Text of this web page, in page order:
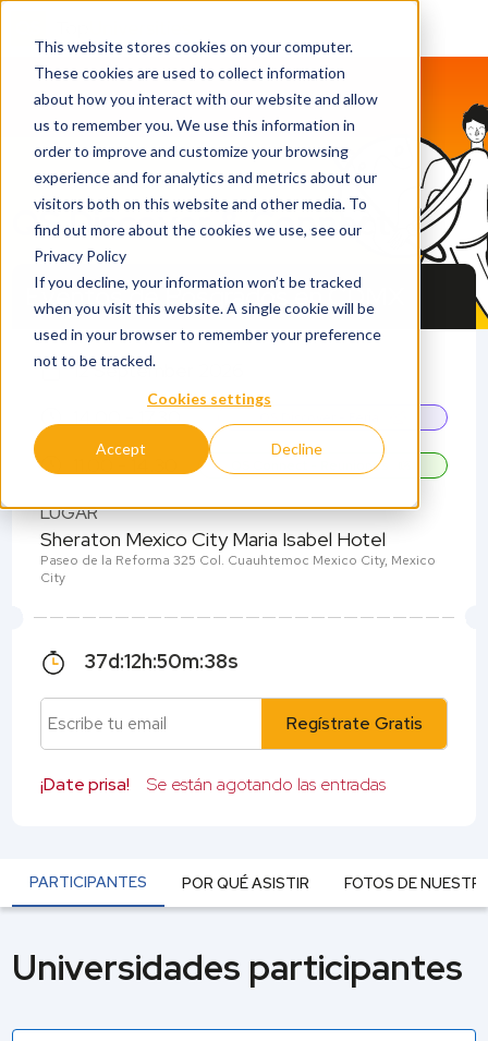
This website stores cookies on your computer.
These cookies are used to collect information
about how you interact with our website and allow
us to remember you. We use this information in
order to improve and customize your browsing
experience and for analytics and metrics about our
visitors both on this website and other media. To
find out more about the cookies we use, see our
Privacy Policy
If you decline, your information won’t be tracked
when you visit this website. A single cookie will be
used in your browser to remember your preference
not to be tracked.
Cookies settings
Accept Decline
QS Discover & Connect
Eventos de Posgrados en CDMX
12 September 2026
11.00 - 14.30 QS Connect - Reuniones
LUGAR
Sheraton Mexico City Maria Isabel Hotel
Paseo de la Reforma 325 Col. Cuauhtemoc Mexico City, Mexico
City
37d:12h:50m:38s
Regístrate Gratis
¡Date prisa! Se están agotando las entradas
PARTICIPANTES POR QUÉ ASISTIR FOTOS DE
Universidades participantes